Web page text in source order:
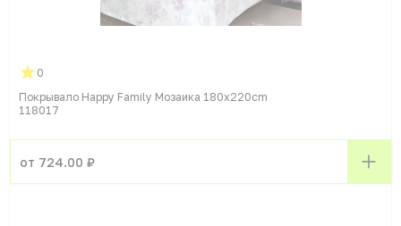
0
Покрывало Happy Family Мозаика 180x220cm
118017
от 724.00 ₽